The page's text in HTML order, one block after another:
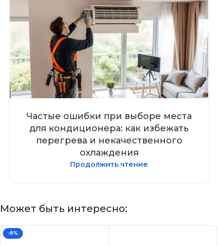
Частые ошибки при выборе места
для кондиционера: как избежать
перегрева и некачественного
охлаждения
Продолжить чтение
Может быть интересно:
-8%